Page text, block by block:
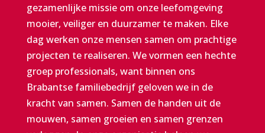
gezamenlijke missie om onze leefomgeving
mooier, veiliger en duurzamer te maken. Elke
dag werken onze mensen samen om prachtige
projecten te realiseren. We vormen een hechte
groep professionals, want binnen ons
Brabantse familiebedrijf geloven we in de
kracht van samen. Samen de handen uit de
mouwen, samen groeien en samen grenzen